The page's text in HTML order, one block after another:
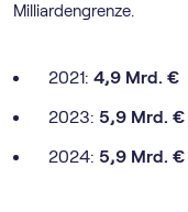
Milliardengrenze.
2021: 4,9 Mrd. €
2023: 5,9 Mrd. €
2024: 5,9 Mrd. €